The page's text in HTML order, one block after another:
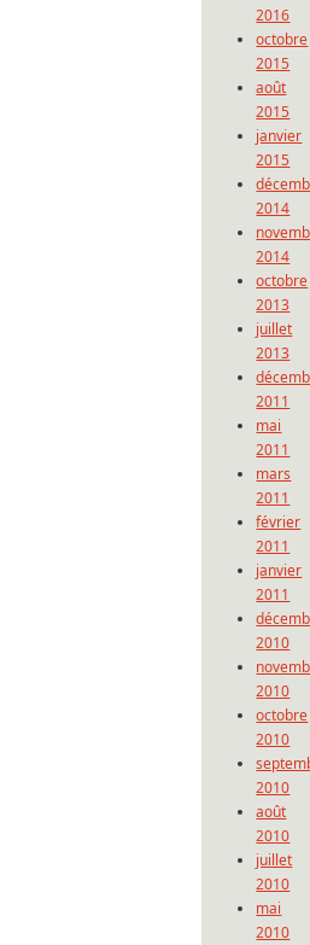
2016
octobre
2015
août
2015
janvier
2015
2014
2014
octobre
2013
juillet
2013
2011
mai
2011
mars
2011
février
2011
janvier
2011
2010
2010
octobre
2010
2010
août
2010
juillet
2010
mai
2010